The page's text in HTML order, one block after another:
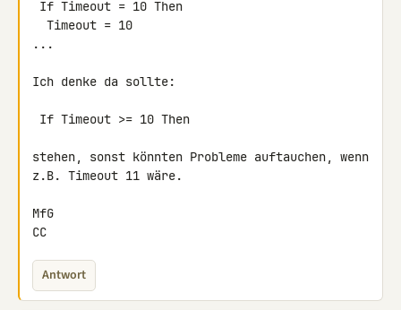
...
Ich denke da sollte:
stehen, sonst könnten Probleme auftauchen, wenn
z.B. Timeout 11 wäre.
MfG
CC
Antwort